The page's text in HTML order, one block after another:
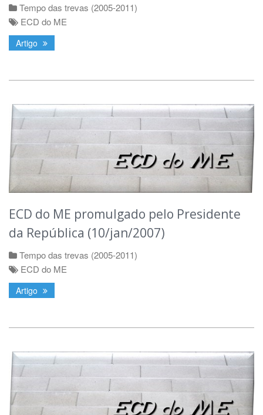
Tempo das trevas (2005-2011)
ECD do ME
Artigo
ECD do ME promulgado pelo Presidente
da República (10/jan/2007)
Tempo das trevas (2005-2011)
ECD do ME
Artigo